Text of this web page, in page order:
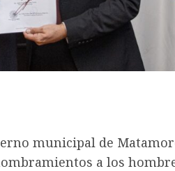
municipal de
a los